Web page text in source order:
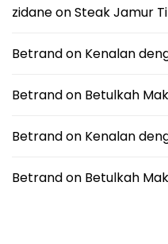
zidaneonSteak Jamur
Betrandon Kenalan
Betrandon Betulkah
Betrandon Kenalan
Betrandon Betulkah